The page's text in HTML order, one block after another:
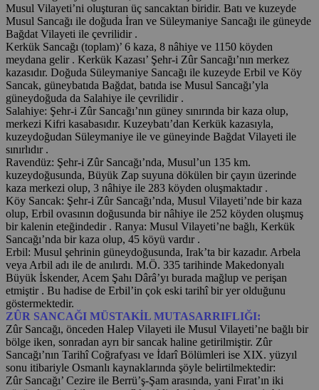
Musul Vilayeti’ni oluşturan üç sancaktan biridir. Batı ve kuzeyde
Musul Sancağı ile doğuda İran ve Süleymaniye Sancağı ile güneyde
Bağdat Vilayeti ile çevrilidir .
Kerkük Sancağı (toplam)’ 6 kaza, 8 nâhiye ve 1150 köyden
meydana gelir . Kerkük Kazası’ Şehr-i Zûr Sancağı’nın merkez
kazasıdır. Doğuda Süleymaniye Sancağı ile kuzeyde Erbil ve Köy
Sancak, güneybatıda Bağdat, batıda ise Musul Sancağı’yla
güneydoğuda da Salahiye ile çevrilidir .
Salahiye: Şehr-i Zûr Sancağı’nın güney sınırında bir kaza olup,
merkezi Kifri kasabasıdır. Kuzeybatı’dan Kerkük kazasıyla,
kuzeydoğudan Süleymaniye ile ve güneyinde Bağdat Vilayeti ile
sınırlıdır .
Ravendüz: Şehr-i Zûr Sancağı’nda, Musul’un 135 km.
kuzeydoğusunda, Büyük Zap suyuna dökülen bir çayın üzerinde
kaza merkezi olup, 3 nâhiye ile 283 köyden oluşmaktadır .
Köy Sancak: Şehr-i Zûr Sancağı’nda, Musul Vilayeti’nde bir kaza
olup, Erbil ovasının doğusunda bir nâhiye ile 252 köyden oluşmuş
bir kalenin eteğindedir . Ranya: Musul Vilayeti’ne bağlı, Kerkük
Sancağı’nda bir kaza olup, 45 köyü vardır .
Erbil: Musul şehrinin güneydoğusunda, Irak’ta bir kazadır. Arbela
veya Arbil adı ile de anılırdı. M.Ö. 335 tarihinde Makedonyalı
Büyük İskender, Acem Şahı Dârâ’yı burada mağlup ve perişan
etmiştir . Bu hadise de Erbil’in çok eski tarihî bir yer olduğunu
göstermektedir.
ZÛR SANCAĞI MÜSTAKİL MUTASARRIFLIĞI:
Zûr Sancağı, önceden Halep Vilayeti ile Musul Vilayeti’ne bağlı bir
bölge iken, sonradan ayrı bir sancak haline getirilmiştir. Zûr
Sancağı’nın Tarihî Coğrafyası ve İdarî Bölümleri ise XIX. yüzyıl
sonu itibariyle Osmanlı kaynaklarında şöyle belirtilmektedir:
Zûr Sancağı’ Cezire ile Berrü’ş-Şam arasında, yani Fırat’ın iki